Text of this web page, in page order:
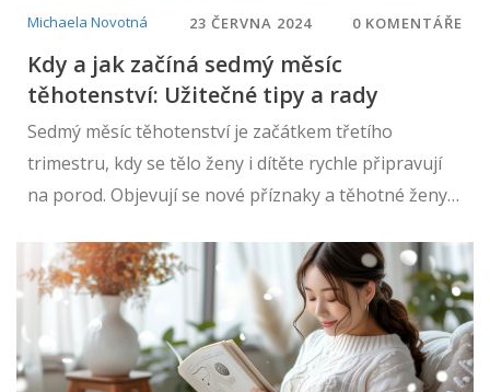
Michaela Novotná 23 ČERVNA 2024 0 KOMENTÁŘE
Kdy a jak začíná sedmý měsíc
těhotenství: Užitečné tipy a rady
Sedmý měsíc těhotenství je začátkem třetího
trimestru, kdy se tělo ženy i dítěte rychle připravují
na porod. Objevují se nové příznaky a těhotné ženy
podrobné informace o tom, co očekávat, jaké jsou
běžné příznaky a jak se o sebe co nejlépe postarat.